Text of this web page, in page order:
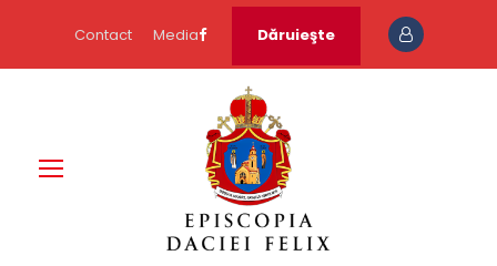
Contact Media Dăruieşte